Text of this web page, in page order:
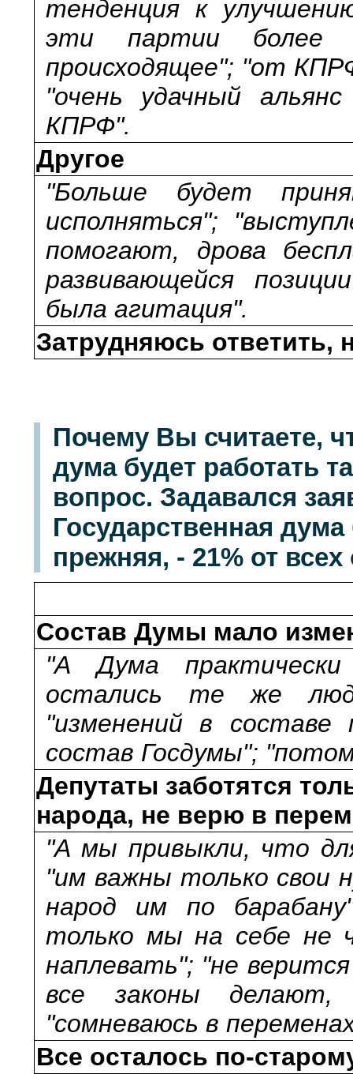
тенденция к
эти партии более
происходящее"; "от
"очень удачный
КПРФ".
Другое
"Больше будет
исполняться";
помогают, дрова
развивающейся
была агитация".
Затрудняюсь ответить,
Почему Вы считаете,
дума будет работать
вопрос. Задавался
Государственная дума
прежняя, - 21% от
Состав Думы мало
"А Дума
остались те же
"изменений в
состав Госдумы";
Депутаты заботятся
народа, не верю в
"А мы привыкли, что
"им важны только свои
народ им по
только мы на себе не
наплевать"; "не
все законы
"сомневаюсь в
Все осталось по-